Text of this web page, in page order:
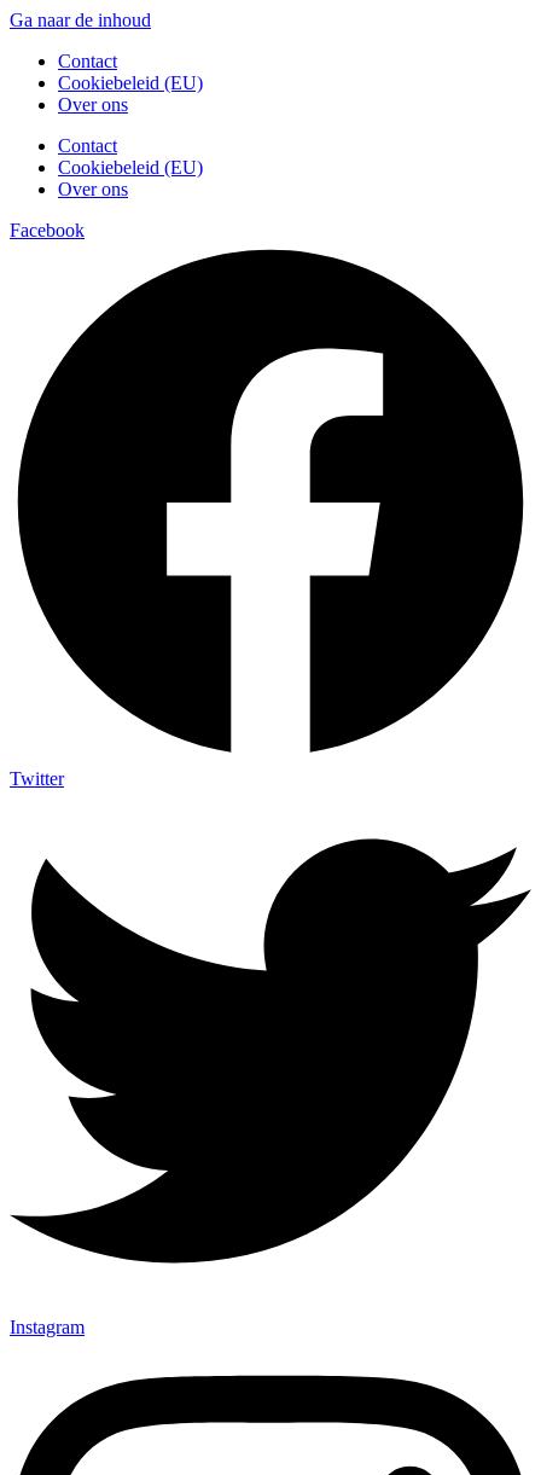
Ga naar de inhoud
Contact
Cookiebeleid (EU)
Over ons
Contact
Cookiebeleid (EU)
Over ons
Facebook
Twitter
Instagram